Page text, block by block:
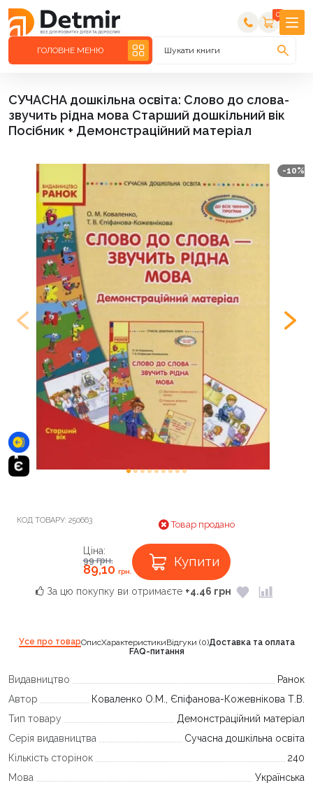
0
ГОЛОВНЕ МЕНЮ Шукати книги
СУЧАСНА дошкільна освіта: Слово до слова-
звучить рідна мова Старший дошкільний вік
Посібник + Демонстраційний матеріал
-10%
КОД ТОВАРУ: 250663 Товар продано
Ціна:
99грн.
89,10 грн.
Купити
За цю покупку ви отримаєте +4.46 грн
Усе про товарОписХарактеристикиВідгуки (0)Доставка та оплата
FAQ-питання
Видавництво
Ранок
Автор
Коваленко О.М., Єпіфанова-Кожевнікова Т.В.
Тип товару
Демонстраційний матеріал
Серія видавництва
Сучасна дошкільна освіта
Кількість сторінок
240
Мова
Українська